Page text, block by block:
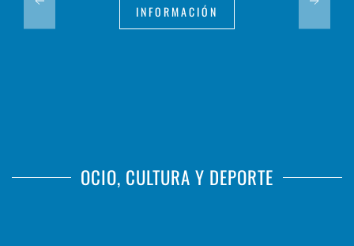
INFORMACIÓN
OCIO, CULTURA Y DEPORTE